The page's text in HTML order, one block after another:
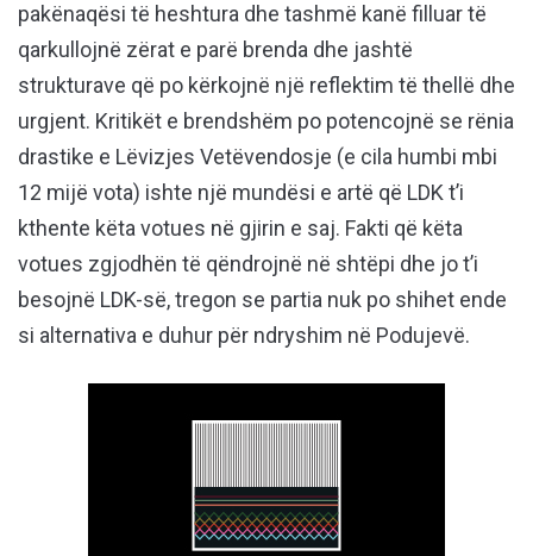
pakënaqësi të heshtura dhe tashmë kanë filluar të
qarkullojnë zërat e parë brenda dhe jashtë
strukturave që po kërkojnë një reflektim të thellë dhe
urgjent. Kritikët e brendshëm po potencojnë se rënia
drastike e Lëvizjes Vetëvendosje (e cila humbi mbi
12 mijë vota) ishte një mundësi e artë që LDK t’i
kthente këta votues në gjirin e saj. Fakti që këta
votues zgjodhën të qëndrojnë në shtëpi dhe jo t’i
besojnë LDK-së, tregon se partia nuk po shihet ende
si alternativa e duhur për ndryshim në Podujevë.